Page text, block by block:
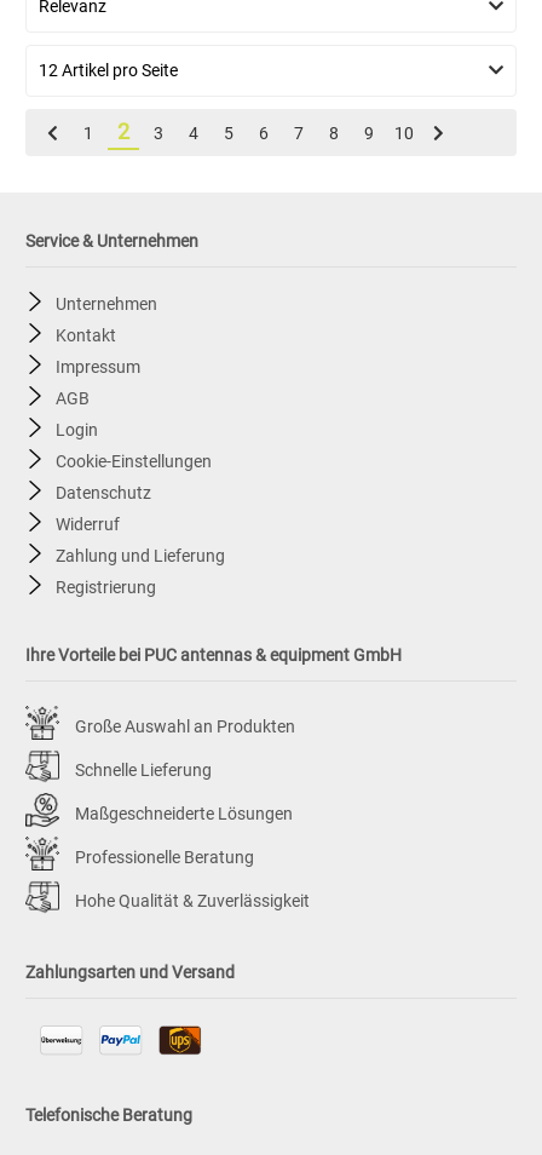
1 2 3 4 5 6 7 8 9 10
Service & Unternehmen
Unternehmen
Kontakt
Impressum
AGB
Login
Cookie-Einstellungen
Datenschutz
Widerruf
Zahlung und Lieferung
Registrierung
Ihre Vorteile bei PUC antennas & equipment GmbH
Große Auswahl an Produkten
Schnelle Lieferung
Maßgeschneiderte Lösungen
Professionelle Beratung
Hohe Qualität & Zuverlässigkeit
Zahlungsarten und Versand
Telefonische Beratung